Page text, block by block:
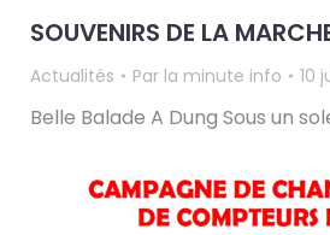
SOUVENIRS DE LA
Actualités Par la minute info 10
Belle Balade A Dung Sous un